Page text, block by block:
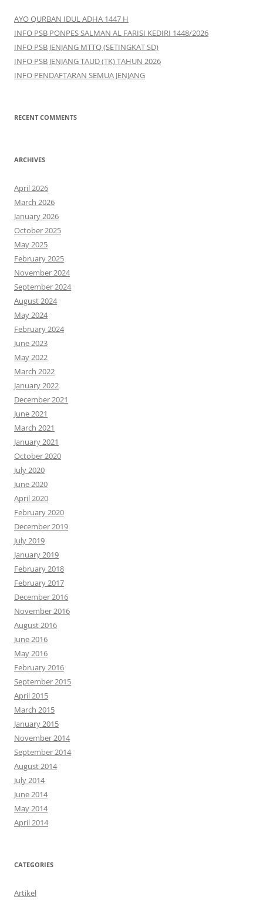
h
f
o
r
:
AYO QURBAN IDUL ADHA 1447 H
INFO PSB PONPES SALMAN AL FARISI KEDIRI 1448/2026
INFO PSB JENJANG MTTQ (SETINGKAT SD)
INFO PSB JENJANG TAUD (TK) TAHUN 2026
INFO PENDAFTARAN SEMUA JENJANG
RECENT COMMENTS
ARCHIVES
April 2026
March 2026
January 2026
October 2025
May 2025
February 2025
November 2024
September 2024
August 2024
May 2024
February 2024
June 2023
May 2022
March 2022
January 2022
December 2021
June 2021
March 2021
January 2021
October 2020
July 2020
June 2020
April 2020
February 2020
December 2019
July 2019
January 2019
February 2018
February 2017
December 2016
November 2016
August 2016
June 2016
May 2016
February 2016
September 2015
April 2015
March 2015
January 2015
November 2014
September 2014
August 2014
July 2014
June 2014
May 2014
April 2014
CATEGORIES
Artikel